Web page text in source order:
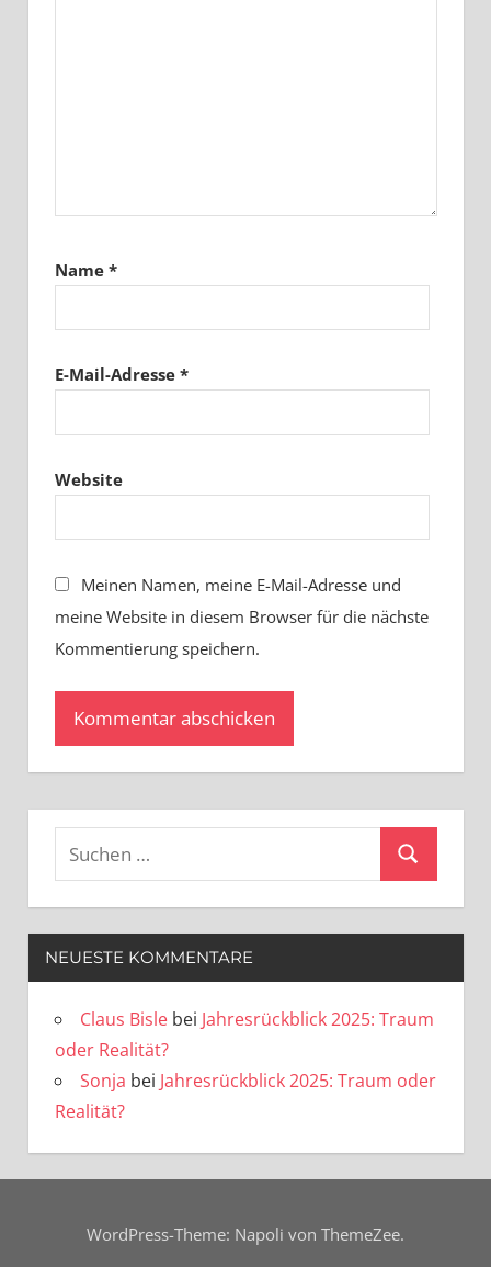
Name *
E-Mail-Adresse *
Website
Meinen Namen, meine E-Mail-Adresse und
meine Website in diesem Browser für die nächste
Kommentierung speichern.
Suchen
Suchen
NEUESTE KOMMENTARE
Claus Bislebei Jahresrückblick 2025: Traum
oder Realität?
Sonja bei Jahresrückblick 2025: Traum oder
Realität?
WordPress-Theme: Napoli von ThemeZee.